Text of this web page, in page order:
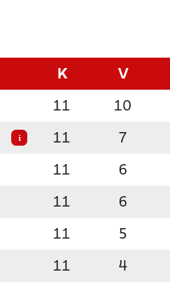
K V
11 10
i 11 7
11 6
11 6
11 5
11 4